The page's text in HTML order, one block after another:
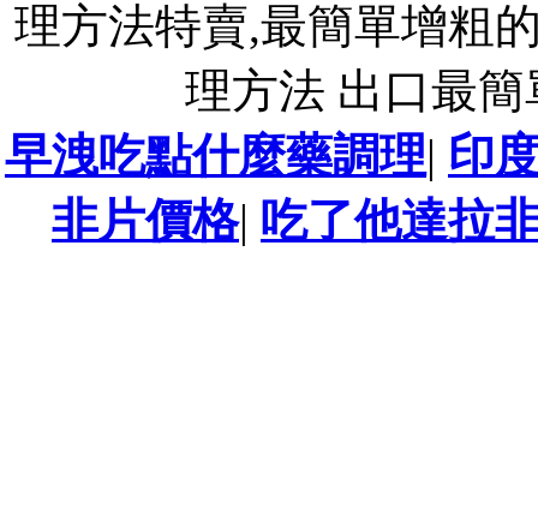
理方法特賣,最簡單增粗
理方法 出口最
早洩吃點什麼藥調理| 印
非片價格| 吃了他達拉